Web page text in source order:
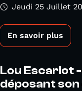
Jeudi 25 Juillet
En savoir plus
Lou Escariot
déposant son